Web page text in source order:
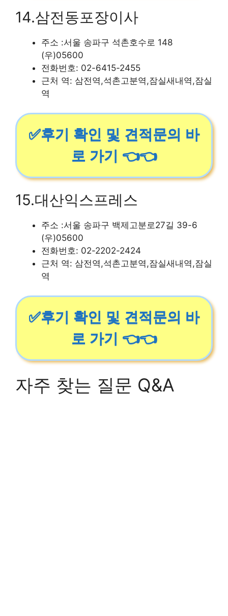
14.삼전동포장이사
주소 :서울 송파구 석촌호수로 148
(우)05600
전화번호: 02-6415-2455
근처 역: 삼전역,석촌고분역,잠실새내역,잠실
역
✅후기 확인 및 견적문의 바
로 가기 👈👈
15.대산익스프레스
주소 :서울 송파구 백제고분로27길 39-6
(우)05600
전화번호: 02-2202-2424
근처 역: 삼전역,석촌고분역,잠실새내역,잠실
역
✅후기 확인 및 견적문의 바
로 가기 👈👈
자주 찾는 질문 Q&A